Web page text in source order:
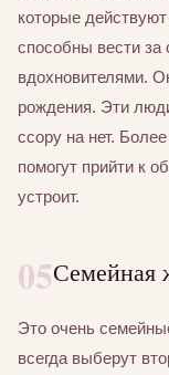
которые
способны вести
вдохновителями.
рождения. Эти
ссору на нет.
помогут прийти к
устроит.
05Семейная
Это очень
всегда выберут